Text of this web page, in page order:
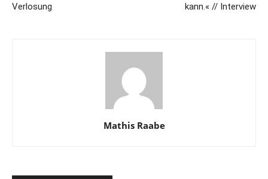
Verlosung
kann.« // Interview
Mathis Raabe